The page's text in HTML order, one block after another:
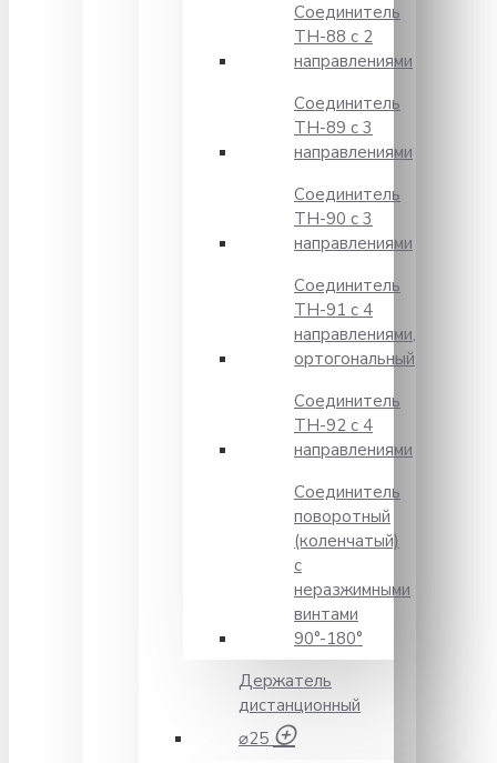
Соединитель
TH-88 с 2
направлениями
Соединитель
TH-89 с 3
направлениями
Соединитель
TH-90 с 3
направлениями
Соединитель
TH-91 с 4
направлениями,
ортогональный
Соединитель
TH-92 с 4
направлениями
Соединитель
поворотный
(коленчатый)
с
неразжимными
винтами
90°-180°
Держатель
дистанционный
⌀25